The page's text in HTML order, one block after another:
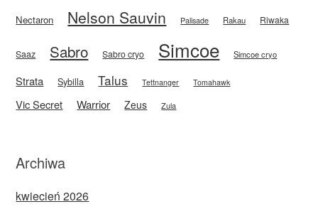
Nectaron Nelson Sauvin Palisade Rakau Riwaka
Saaz Sabro Sabro cryo Simcoe Simcoe cryo
Strata Sybilla Talus Tettnanger Tomahawk
Vic Secret Warrior Zeus Zula
Archiwa
kwiecień 2026